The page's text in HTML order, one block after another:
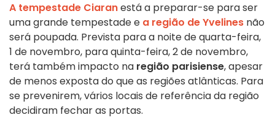
A tempestade Ciaranestá a preparar-se para ser
uma grande tempestade e a região de Yvelines não
será poupada. Prevista para a noite de quarta-feira,
1 de novembro, para quinta-feira, 2 de novembro,
terá também impacto na região parisiense, apesar
de menos exposta do que as regiões atlânticas. Para
se prevenirem, vários locais de referência da região
decidiram fechar as portas.